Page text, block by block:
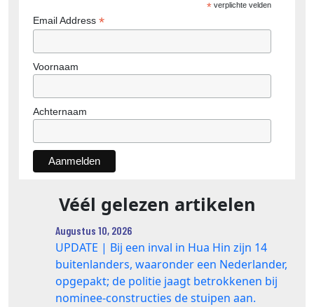
*verplichte velden
Email Address *
Voornaam
Achternaam
Véél gelezen artikelen
Augustus 10, 2026
UPDATE | Bij een inval in Hua Hin zijn 14
buitenlanders, waaronder een Nederlander,
opgepakt; de politie jaagt betrokkenen bij
nominee‑constructies de stuipen aan.